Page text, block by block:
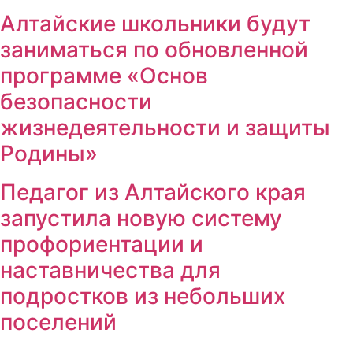
Алтайские школьники будут
заниматься по обновленной
программе «Основ
безопасности
жизнедеятельности и защиты
Родины»
Педагог из Алтайского края
запустила новую систему
профориентации и
наставничества для
подростков из небольших
поселений